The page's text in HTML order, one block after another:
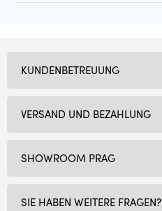
SHOWROOM PRAG
SIE HABEN WEITERE FRAGEN?
KUNDENBETREUUNG
VERSAND UND BEZAHLUNG